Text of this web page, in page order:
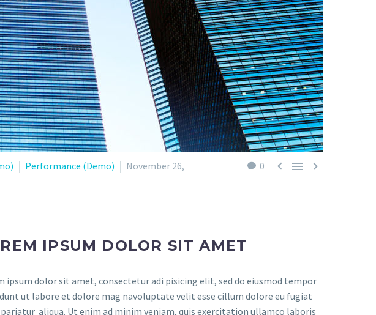
0   
Performance (Demo) November 26,
IPSUM DOLOR SIT AMET
ipsum dolor sit amet, consectetur adi pisicing elit, sed do eiusmod tempor
ut labore et dolore mag navoluptate velit esse cillum dolore eu fugiat
aliqua. Ut enim ad minim veniam, quis exercitation ullamco laboris